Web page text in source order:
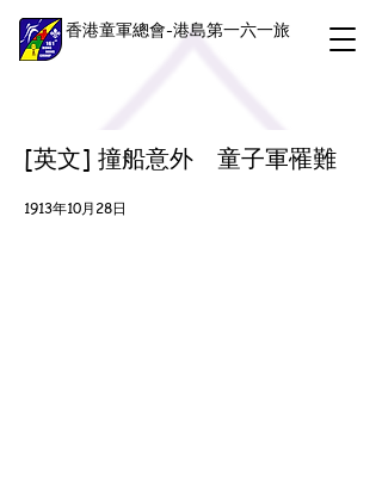
香港童軍總會-港島第一六一旅
[英文] 撞船意外 童子軍罹難
1913年10月28日